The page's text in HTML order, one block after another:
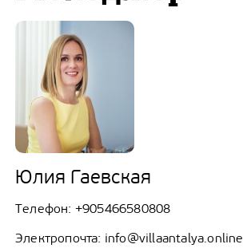
Юлия Гаевская
Телефон: +905466580808
Электропочта: info@villaantalya.online